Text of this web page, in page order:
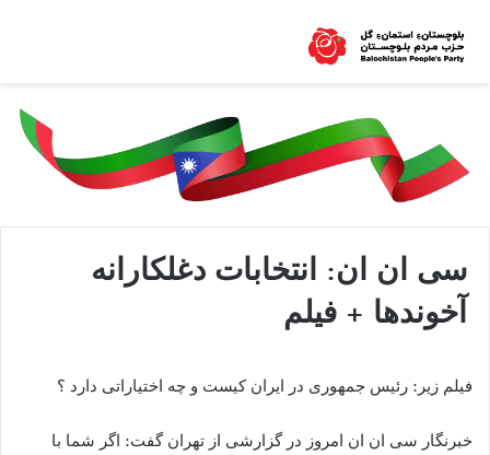
سی ان ان: انتخابات دغلکارانه
آخوندها + فیلم
فیلم زیر: رئیس جمهوری در ایران کیست و چه اختیاراتی دارد ؟
خبرنگار سی ان ان امروز در گزارشی از تهران گفت:‌ اگر شما با